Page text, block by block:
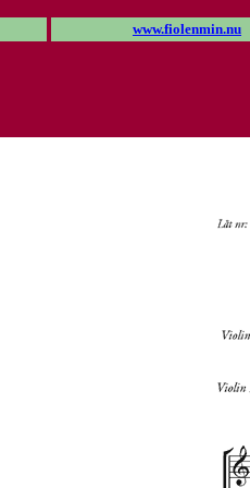
www.fiolenmin.nu